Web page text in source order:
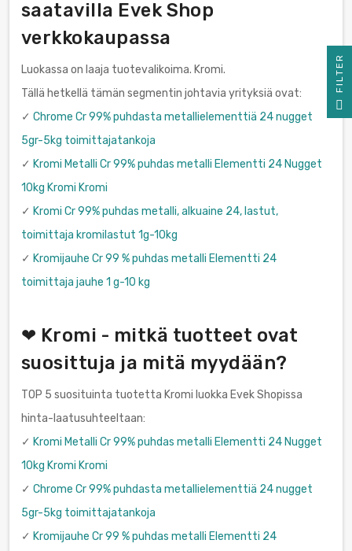
saatavilla Evek Shop
verkkokaupassa
Luokassa on laaja tuotevalikoima. Kromi.
Tällä hetkellä tämän segmentin johtavia yrityksiä ovat:
✓ Chrome Cr 99% puhdasta metallielementtiä 24 nugget
5gr-5kg toimittajatankoja
✓ Kromi Metalli Cr 99% puhdas metalli Elementti 24 Nugget
10kg Kromi Kromi
✓ Kromi Cr 99% puhdas metalli, alkuaine 24, lastut,
toimittaja kromilastut 1g-10kg
✓ Kromijauhe Cr 99 % puhdas metalli Elementti 24
toimittaja jauhe 1 g-10 kg
❤ Kromi - mitkä tuotteet ovat
suosittuja ja mitä myydään?
TOP 5 suosituinta tuotetta Kromi luokka Evek Shopissa
hinta-laatusuhteeltaan:
✓ Kromi Metalli Cr 99% puhdas metalli Elementti 24 Nugget
10kg Kromi Kromi
✓ Chrome Cr 99% puhdasta metallielementtiä 24 nugget
5gr-5kg toimittajatankoja
✓ Kromijauhe Cr 99 % puhdas metalli Elementti 24
R